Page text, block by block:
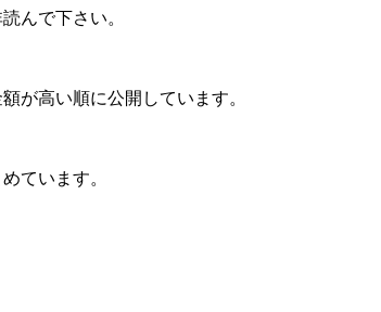
んで下さい。
が高い順に公開しています。
ています。